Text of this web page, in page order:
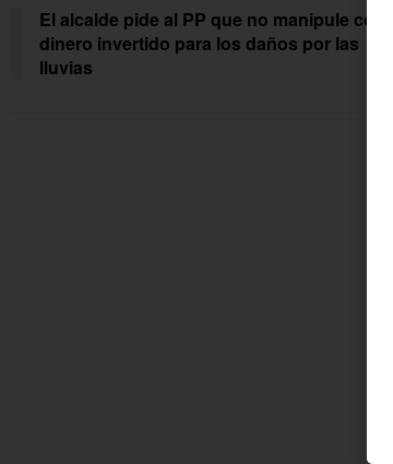
El alcalde pide al PP que no manipule con el
dinero invertido para los daños por las
lluvias